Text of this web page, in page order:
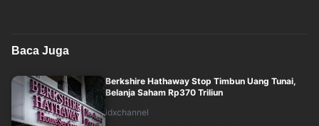
Baca Juga
Berkshire Hathaway Stop Timbun Uang Tunai,
Belanja Saham Rp370 Triliun
idxchannel